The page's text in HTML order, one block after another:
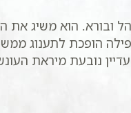
ובורא. הוא משיג
הופכת לתענוג
נובעת מיראת